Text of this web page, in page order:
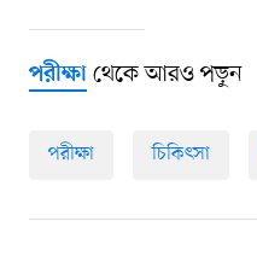
পরীক্ষাথেকে আরও পড়ুন
পরীক্ষা চিকিৎসা